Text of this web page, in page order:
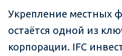
Укрепление местных
остаётся одной из
корпорации. IFC